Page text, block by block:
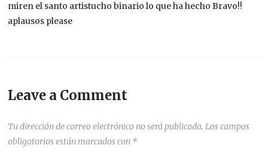
miren el santo artistucho binario lo que ha hecho Bravo!!
aplausos please
Leave a Comment
Tu dirección de correo electrónico no será publicada. Los campos
obligatorios están marcados con *